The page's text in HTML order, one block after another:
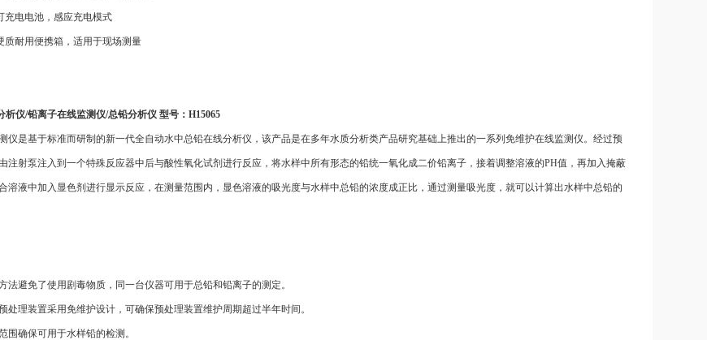
充电电池，感应充电模式
质耐用便携箱，适用于现场测量
析仪/铅离子在线监测仪/总铅分析仪 型号：H15065
仪是基于标准而研制的新一代全自动水中总铅在线分析仪，该产品是在多年水质分析类产品研究基础上推出的一系列免维护在线监测仪。经过预
注射泵注入到一个特殊反应器中后与酸性氧化试剂进行反应，将水样中所有形态的铅统一氧化成二价铅离子，接着调整溶液的PH值，再加入掩蔽
溶液中加入显色剂 进行显示反应，在测量范围内，显色溶液的吸光度与水样中总铅的浓度成正比，通过测量吸光度，就可以计算出水样中总铅的
避免了使用剧毒物质， 同一台仪器可用于总铅和铅离子的测定。
理装置采用免维护设计，可确保预处理装置维护周期超过半年时间。
确保可用于水样铅的检测。